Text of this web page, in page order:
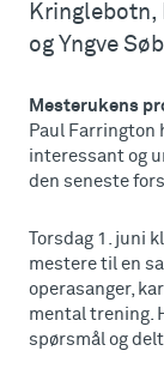
Kringlebotn,
og Yngve
Mesterukens
Paul Farrington
interessant og
den seneste
Torsdag 1. juni
mestere til en
operasanger,
mental trening.
spørsmål og